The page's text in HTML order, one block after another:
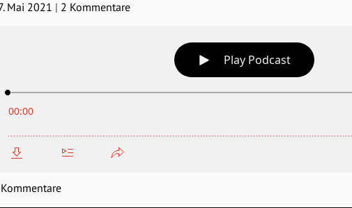
Mai 2021 | 2 Kommentare